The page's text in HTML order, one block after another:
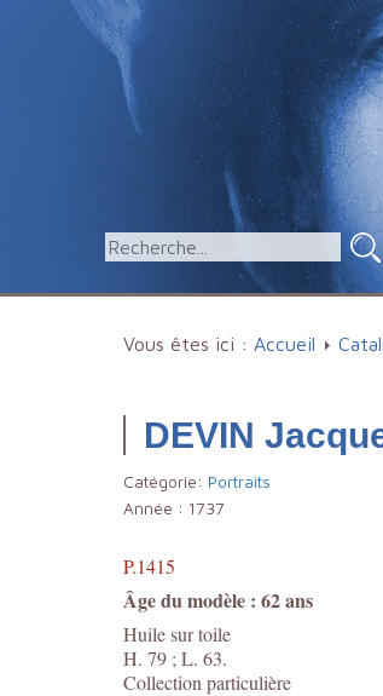
Vous êtes ici : Accueil
DEVIN
Catégorie: Portraits
Année : 1737
P.1415
Âge du modèle : 62 ans
Huile sur toile
H. 79 ; L. 63.
Collection particulière